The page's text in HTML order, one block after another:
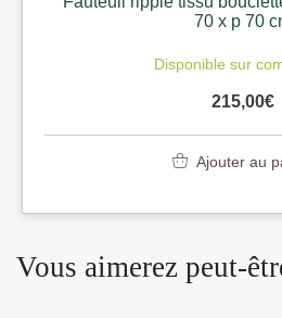
70 x p 70
Disponible sur
215,00€
Ajouter au
Vous aimerez peut-